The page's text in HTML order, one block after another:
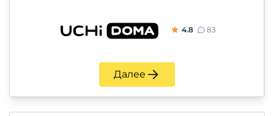
4.8 83
Далее